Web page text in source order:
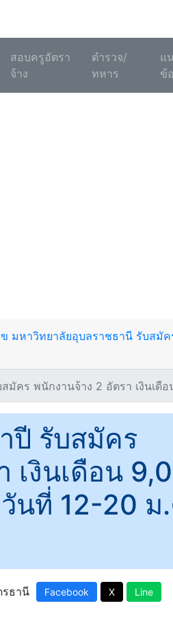
สอบครูอัตรา
จ้าง
ตำรวจ/
ทหาร
แ
ข้
มหาวิทยาลัยอุบลราชธานี รับสมั
มัคร พนักงานจ้าง 2 อัตรา เงินเดื
ปี รับสมัคร
เงินเดือน
นที่ 12-20 ม
รธานี Facebook X Line